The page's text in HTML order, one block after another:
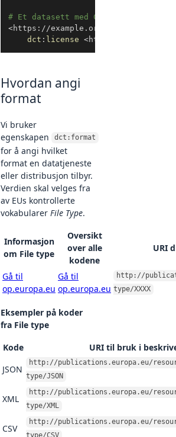
# Et datasett med CC0-lisens
<https://example.org/datasett1
dct : license <http://
Hvordan angi
format
Vi bruker
egenskapen
dct:format
for å angi hvilket
format en datatjeneste
eller distribusjon tilbyr.
Verdien skal velges fra
av EUs kontrollerte
vokabularer File Type.
Informasjon
om File type
Oversikt
over alle
kodene
URI
Gå til
op.europa.eu
Gå til
op.europa.eu
http://
type/XXXX
Eksempler på koder
fra File type
Kode
URI til bruk i
JSON
http://publications.europa.eu/
type/JSON
XML
http://publications.europa.eu/
type/XML
CSV
http://publications.europa.eu/